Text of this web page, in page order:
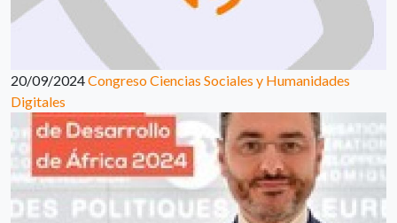
20/09/2024Congreso Ciencias Sociales y Humanidades
Digitales